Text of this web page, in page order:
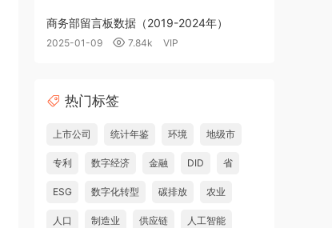
商务部留言板数据（2019-2024年）
2025-01-09 7.84k VIP
热门标签
上市公司 统计年鉴 环境 地级市
专利 数字经济 金融 DID 省
ESG 数字化转型 碳排放 农业
人口 制造业 供应链 人工智能